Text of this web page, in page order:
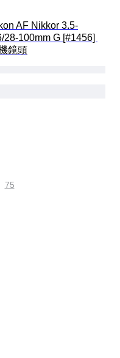
AF Nikkor 3.5-
28-100mm G [#1456]
鏡頭
75